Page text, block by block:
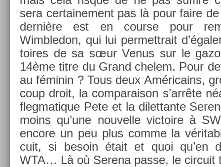
sera cer­taine­ment pas là pour faire
dernière est en co­ur­se pour
Wimbledon, qui lui per­mettrait
toires de sa sœur Venus sur le
14ème titre du Grand chelem. Pour
au féminin ? Tous deux Américains,
coup droit, la com­paraison s’arrête
fleg­matique Pete et la di­let­tante
moins qu’une nouvel­le vic­toire à
en­core un peu plus comme la
cuit, si be­soin était et quoi qu’en
WTA… Là où Serena passe, le cir­cuit